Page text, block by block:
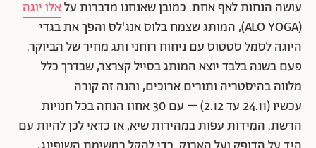
עושה הנחות לאף אחת. כמובן שאנחנו מדברות עלאלו יוגה
(ALO YOGA), המותג שצמח בלוס אנג'לס והפך את בגדי
היוגה לסמל סטטוס עם ניחוח רוחני ותג מחיר של הביוקר.
פעם בשנה בלבד יוצא המותג בסייל קצרצר, שבדרך כלל
מלווה בהיסטריה ותורים ארוכים, והנה זה קורה
עכשיו (24.11 עד 2.12) – עם 30 אחוז הנחה בכל חנויות
הרשת. המידות עפות במהירות שיא, אז כדאי לכן להיות עם